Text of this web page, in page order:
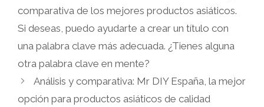
comparativa de los mejores productos asiáticos.
Si deseas, puedo ayudarte a crear un título con
una palabra clave más adecuada. ¿Tienes alguna
otra palabra clave en mente?
Análisis y comparativa: Mr DIY España, la mejor
opción para productos asiáticos de calidad